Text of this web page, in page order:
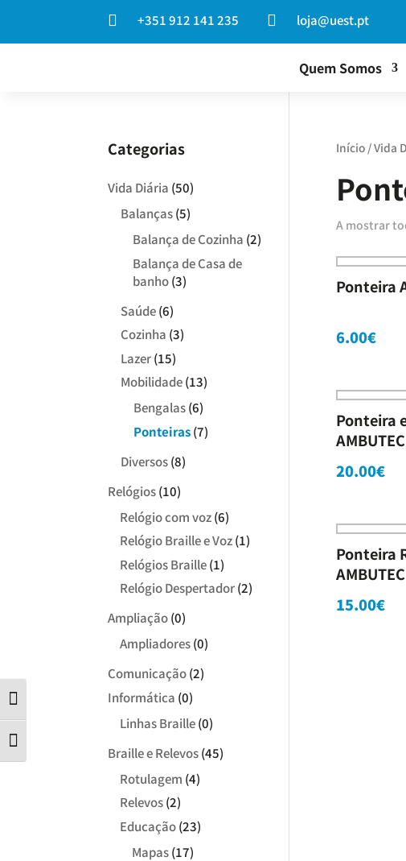
Contraste
Tamanho da letra
 +351 912 141 235  loja@uest.pt
Quem Somos
Início/Vida
A mostrar
Ponteira
6.00€
Ponteira
20.00€
Ponteira
15.00€
Categorias
Vida Diária (50)
Balanças(5)
Balança de Cozinha (2)
Balança de Casa de
banho(3)
Saúde(6)
Cozinha (3)
Lazer(15)
Mobilidade(13)
Bengalas(6)
Ponteiras(7)
Diversos(8)
Relógios(10)
Relógio com voz(6)
Relógio Braille e Voz(1)
Relógios Braille(1)
Relógio Despertador(2)
Ampliação(0)
Ampliadores(0)
Comunicação(2)
Informática (0)
Linhas Braille(0)
Braille e Relevos(45)
Rotulagem (4)
Relevos(2)
Educação(23)
Mapas(17)